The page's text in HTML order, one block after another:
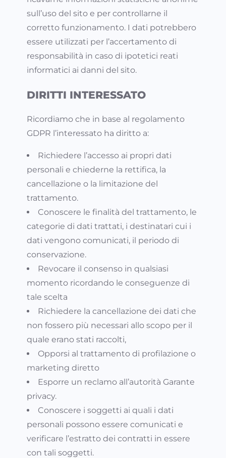
sull’uso del sito e per controllarne il
corretto funzionamento. I dati potrebbero
essere utilizzati per l’accertamento di
responsabilità in caso di ipotetici reati
informatici ai danni del sito.
DIRITTI INTERESSATO
Ricordiamo che in base al regolamento
GDPR l’interessato ha diritto a:
Richiedere l’accesso ai propri dati
personali e chiederne la rettifica, la
cancellazione o la limitazione del
trattamento.
Conoscere le finalità del trattamento, le
categorie di dati trattati, i destinatari cui i
dati vengono comunicati, il periodo di
conservazione.
Revocare il consenso in qualsiasi
momento ricordando le conseguenze di
tale scelta
Richiedere la cancellazione dei dati che
non fossero più necessari allo scopo per il
quale erano stati raccolti,
Opporsi al trattamento di profilazione o
marketing diretto
Esporre un reclamo all’autorità Garante
privacy.
Conoscere i soggetti ai quali i dati
personali possono essere comunicati e
verificare l’estratto dei contratti in essere
con tali soggetti.